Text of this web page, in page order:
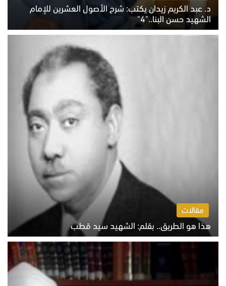
د. عبد الكريم زيدان يكتب: شرح الأصول العشرين للإمام
الشهيد حسن البنا.."4"
الخميس 6 أغسطس 2026 10:27 ص
مقالات
هذا هو الطريق.. بقلم: الشهيد سيد قطب
الخميس 6 أغسطس 2026 10:52 ص